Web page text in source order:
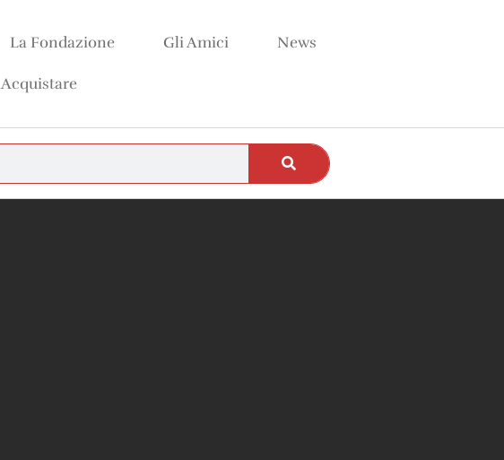
La Fondazione Gli Amici News
Acquistare